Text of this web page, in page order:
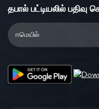
தபால் பட்டியலில் பதிவு